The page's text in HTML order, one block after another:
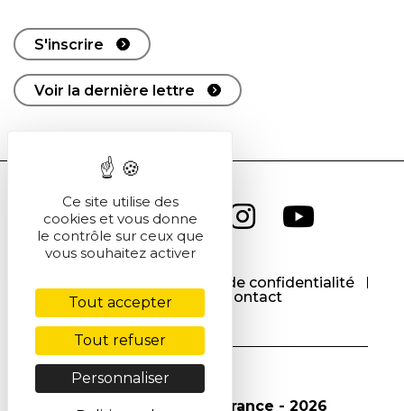
S'inscrire
Voir la dernière lettre
Politique de confidentialité
Cookies
Contact
© Société Chimique de France - 2026
Ce site utilise des
cookies et vous donne
le contrôle sur ceux que
vous souhaitez activer
Tout accepter
Tout refuser
Personnaliser